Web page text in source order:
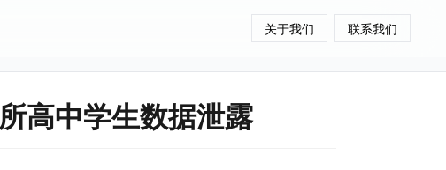
关于我们 联系我们
高中学生数据泄露